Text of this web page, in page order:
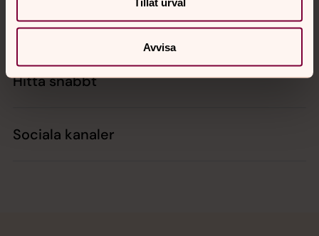
Avvisa
Kalender
Hitta snabbt
Sociala kanaler